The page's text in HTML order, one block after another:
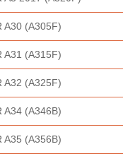
A30 (A305F)
A31 (A315F)
A32 (A325F)
A34 (A346B)
A35 (A356B)